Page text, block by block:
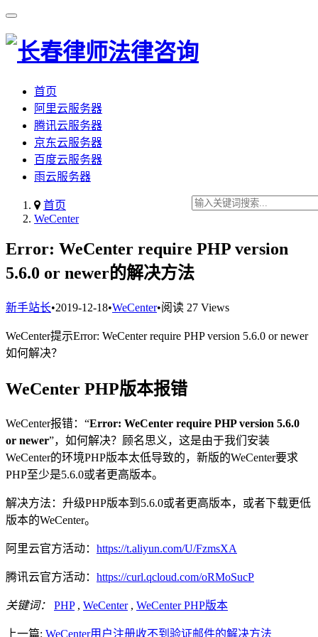
首页
阿里云服务器
腾讯云服务器
京东云服务器
百度云服务器
雨云服务器
首页
WeCenter
Error: WeCenter require PHP version
5.6.0 or newer的解决方法
新手站长•2019-12-18•WeCenter•阅读 27 Views
WeCenter提示Error: WeCenter require PHP version 5.6.0 or newer
如何解决？
WeCenter PHP版本报错
WeCenter报错：“Error: WeCenter require PHP version 5.6.0
or newer”，如何解决？顾名思义，这是由于我们安装
WeCenter的环境PHP版本太低导致的，新版的WeCenter要求
PHP至少是5.6.0或者更高版本。
解决方法：升级PHP版本到5.6.0或者更高版本，或者下载更低
版本的WeCenter。
阿里云官方活动： https://t.aliyun.com/U/FzmsXA
腾讯云官方活动： https://curl.qcloud.com/oRMoSucP
关键词： PHP, WeCenter, WeCenter PHP版本
上一篇: WeCenter用户注册收不到验证邮件的解决方法